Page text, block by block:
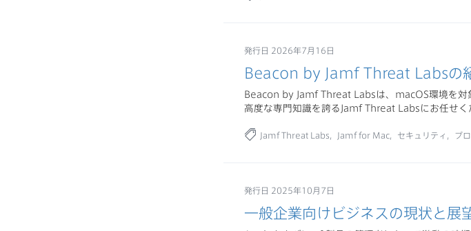
発行日 2026年7月16日
Beacon by Jamf Threat Labsの
Beacon by Jamf Threat Labsは、macOS環境を対
高度な専門知識を誇るJamf Threat Labsにお任せく
Jamf Threat Labs Jamf for Mac セキュリティ ブ
発行日 2025年10月7日
一般企業向けビジネスの現状と展